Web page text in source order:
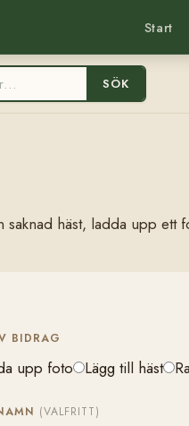
Start
SÖK
häst, ladda upp ett
BIDRAG
upp foto Lägg till häst
(VALFRITT)